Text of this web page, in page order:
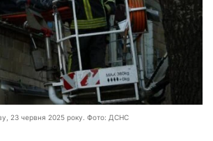
23 червня 2025 року. Фото: ДСНС